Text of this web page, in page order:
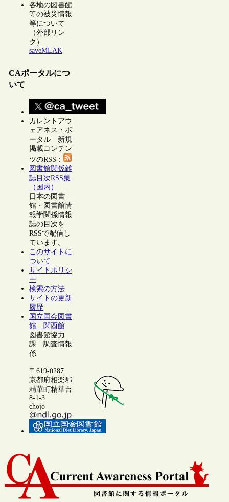
各地の図書館
等の被災情報
等について
（外部リン
ク）
saveMLAK
CAポータルにつ
いて
カレントアウ
ェアネス・ポ
ータル 新規
掲載コンテン
ツのRSS：
図書館関係雑
誌目次RSS集
（国内）
日本の図書
館・図書館情
報学関係情報
誌の目次を
RSSで配信し
ています。
このサイトに
ついて
サイトポリシ
ー
検索の方法
サイトの更新
履歴
国立国会図書
館 関西館
図書館協力
課 調査情報
係
〒619-0287
京都府相楽郡
精華町精華台
8-1-3
chojo